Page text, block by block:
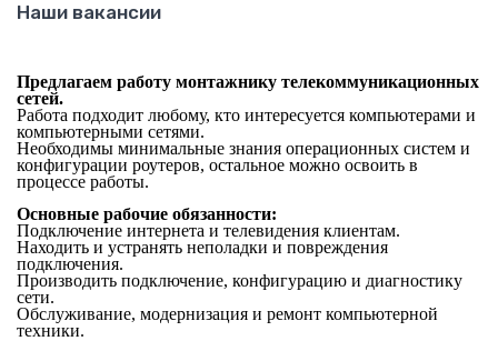
Наши вакансии
Предлагаем работу монтажнику телекоммуникационных
сетей.
Работа подходит любому, кто интересуется компьютерами и
компьютерными сетями.
Необходимы минимальные знания операционных систем и
конфигурации роутеров, остальное можно освоить в
процессе работы.
Основные рабочие обязанности:
Подключение интернета и телевидения клиентам.
Находить и устранять неполадки и повреждения
подключения.
Производить подключение, конфигурацию и диагностику
сети.
Обслуживание, модернизация и ремонт компьютерной
техники.